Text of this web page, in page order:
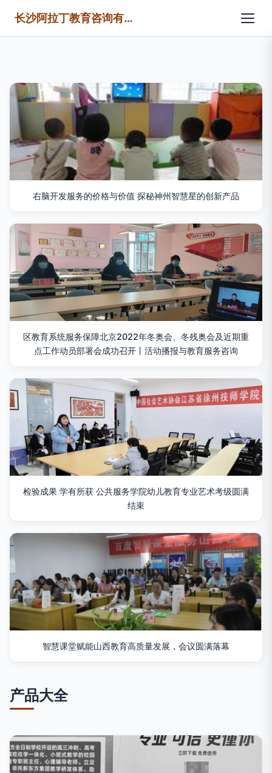
长沙阿拉丁教育咨询有限公司
右脑开发服务的价格与价值 探秘神州智慧星的创新产品
区教育系统服务保障北京2022年冬奥会、冬残奥会及近期重
点工作动员部署会成功召开丨活动播报与教育服务咨询
检验成果 学有所获 公共服务学院幼儿教育专业艺术考级圆满
结束
智慧课堂赋能山西教育高质量发展，会议圆满落幕
产品大全